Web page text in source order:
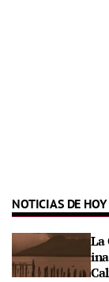
NOTICIAS DE HOY
La